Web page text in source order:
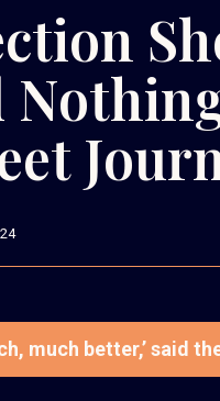
much better,’ said